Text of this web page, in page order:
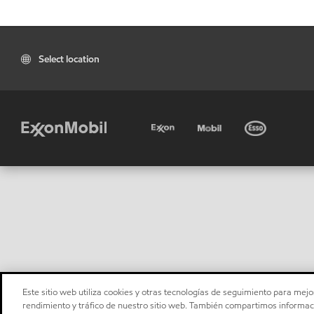
Select location
Este sitio web utiliza cookies y otras tecnologías de seguimiento para
rendimiento y tráfico de nuestro sitio web. También compartimos